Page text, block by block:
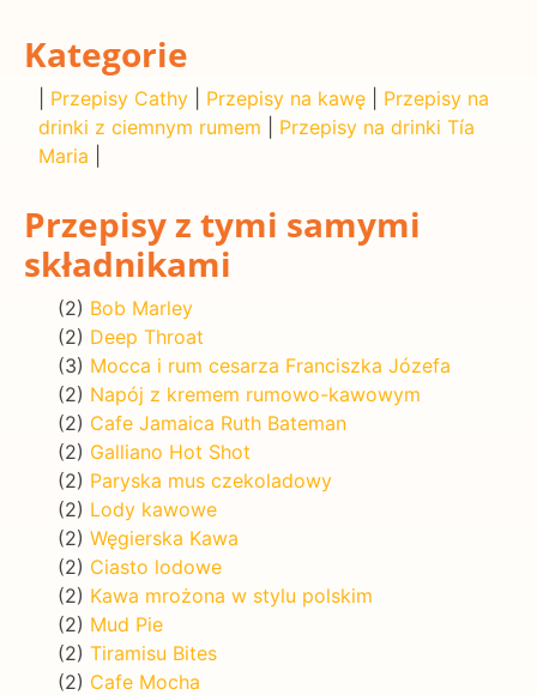
Kategorie
Przepisy Cathy Przepisy na kawę
Przepisy na
drinki z ciemnym rumem
Przepisy na drinki Tía
Maria
Przepisy z tymi samymi
składnikami
(2) Bob Marley
(2) Deep Throat
(3) Mocca i rum cesarza Franciszka Józefa
(2) Napój z kremem rumowo-kawowym
(2) Cafe Jamaica Ruth Bateman
(2) Galliano Hot Shot
(2) Paryska mus czekoladowy
(2) Lody kawowe
(2) Węgierska Kawa
(2) Ciasto lodowe
(2) Kawa mrożona w stylu polskim
(2) Mud Pie
(2) Tiramisu Bites
(2) Cafe Mocha